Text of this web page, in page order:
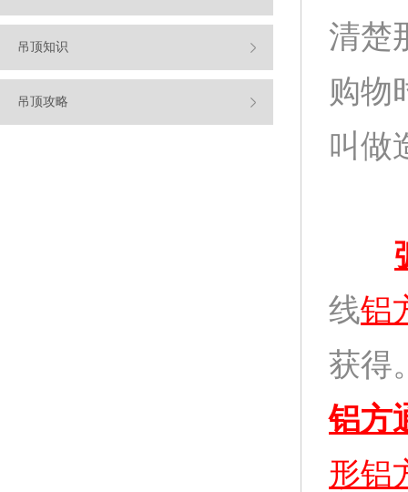
吊顶知识
吊顶攻略
清楚
购物
叫做
线铝
获得
铝方
形铝